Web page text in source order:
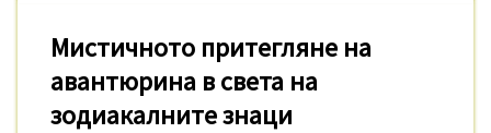
Мистичното притегляне на
авантюрина в света на
зодиакалните знаци